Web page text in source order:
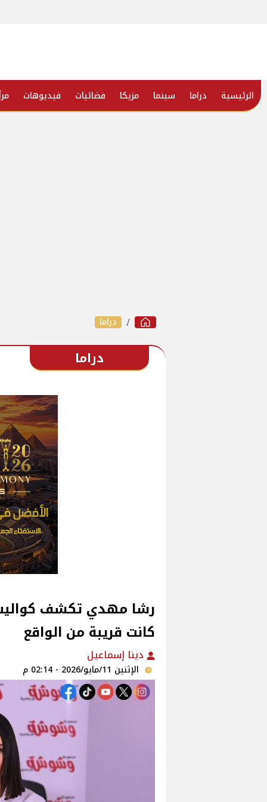
الرئيسية دراما سينما مزيكا فضائيات فيديوهات
دراما
دراما
رشا مهدي تكشف
كانت قريبة من الواقع
دينا إسماعيل
الإثنين 11/مايو/2026 - 02:14 م